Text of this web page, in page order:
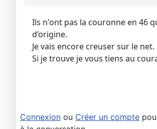
Ils n'ont pas la couronne en 46
d’origine.
Je vais encore creuser sur le net.
Si je trouve je vous tiens au
Connexion ou Créer un compte